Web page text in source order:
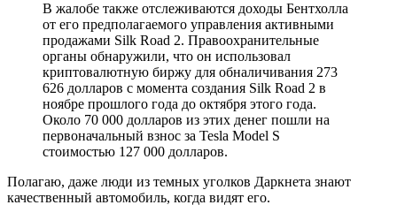
В жалобе также отслеживаются доходы Бентхолла
от его предполагаемого управления активными
продажами Silk Road 2. Правоохранительные
органы обнаружили, что он использовал
криптовалютную биржу для обналичивания 273
626 долларов с момента создания Silk Road 2 в
ноябре прошлого года до октября этого года.
Около 70 000 долларов из этих денег пошли на
первоначальный взнос за Tesla Model S
стоимостью 127 000 долларов.
Полагаю, даже люди из темных уголков Даркнета знают
качественный автомобиль, когда видят его.